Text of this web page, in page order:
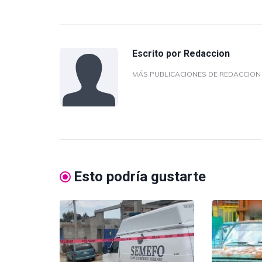
Escrito por Redaccion
MÁS PUBLICACIONES DE REDACCION
Esto podría gustarte